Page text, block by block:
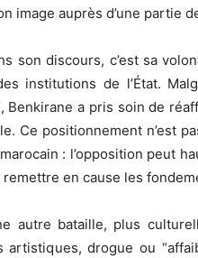
image auprès d’une partie
son discours, c’est sa
institutions de l’État.
Benkirane a pris soin de
Ce positionnement n’est
: l’opposition peut
en cause les
autre bataille, plus
artistiques, drogue ou